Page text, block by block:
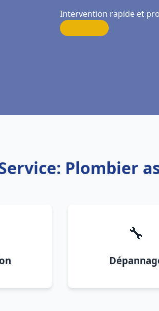
Intervention rapide et
Plombier
🔧